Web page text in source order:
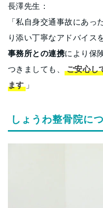
長澤先生：
「私自身交通事故にあ
り添い丁寧なアドバイス
事務所との連携により保
つきましても、ご安心し
ます 」
しょうわ整骨院に